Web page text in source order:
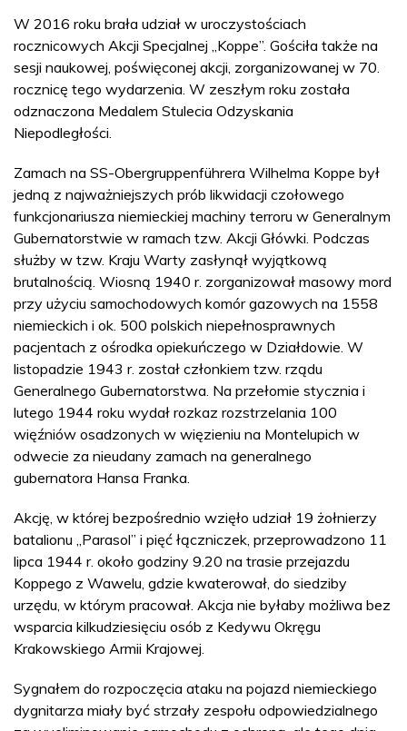
W 2016 roku brała udział w uroczystościach
rocznicowych Akcji Specjalnej „Koppe”. Gościła także na
sesji naukowej, poświęconej akcji, zorganizowanej w 70.
rocznicę tego wydarzenia. W zeszłym roku została
odznaczona Medalem Stulecia Odzyskania
Niepodległości.
Zamach na SS-Obergruppenführera Wilhelma Koppe był
jedną z najważniejszych prób likwidacji czołowego
funkcjonariusza niemieckiej machiny terroru w Generalnym
Gubernatorstwie w ramach tzw. Akcji Główki. Podczas
służby w tzw. Kraju Warty zasłynął wyjątkową
brutalnością. Wiosną 1940 r. zorganizował masowy mord
przy użyciu samochodowych komór gazowych na 1558
niemieckich i ok. 500 polskich niepełnosprawnych
pacjentach z ośrodka opiekuńczego w Działdowie. W
listopadzie 1943 r. został członkiem tzw. rządu
Generalnego Gubernatorstwa. Na przełomie stycznia i
lutego 1944 roku wydał rozkaz rozstrzelania 100
więźniów osadzonych w więzieniu na Montelupich w
odwecie za nieudany zamach na generalnego
gubernatora Hansa Franka.
Akcję, w której bezpośrednio wzięło udział 19 żołnierzy
batalionu „Parasol” i pięć łączniczek, przeprowadzono 11
lipca 1944 r. około godziny 9.20 na trasie przejazdu
Koppego z Wawelu, gdzie kwaterował, do siedziby
urzędu, w którym pracował. Akcja nie byłaby możliwa bez
wsparcia kilkudziesięciu osób z Kedywu Okręgu
Krakowskiego Armii Krajowej.
Sygnałem do rozpoczęcia ataku na pojazd niemieckiego
dygnitarza miały być strzały zespołu odpowiedzialnego